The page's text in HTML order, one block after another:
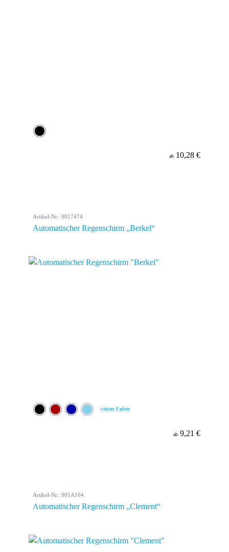
ab 10,28 €
Artikel-Nr.: 0017474
Automatischer Regenschirm „Berkel“
weitere Farben
ab 9,21 €
Artikel-Nr.: 001A104
Automatischer Regenschirm „Clement“